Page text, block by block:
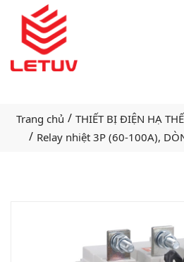
Trang chủ / THIẾT BỊ ĐIỆN HẠ THẾ
/ Relay nhiệt 3P (60-100A),